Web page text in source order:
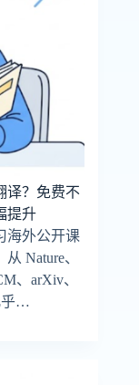
译？免费不
提升
海外公开课
Nature、
、arXiv、
乎…